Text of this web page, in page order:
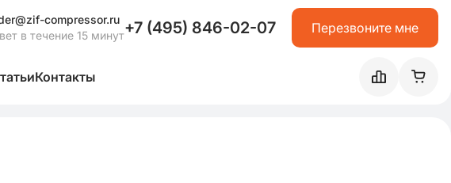
compressor.ru
в течение 15 минут+7 (495) 846-02-07 Перезвоните мне
Контакты